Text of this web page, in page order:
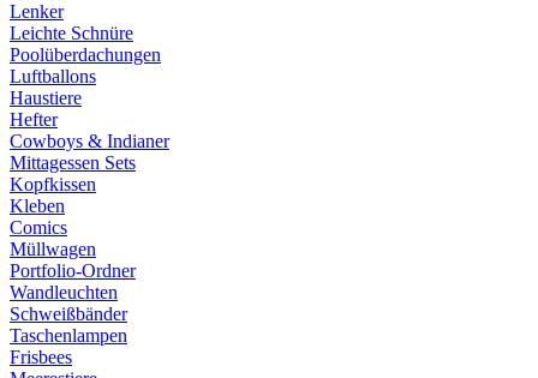
Lenker
Leichte Schnüre
Poolüberdachungen
Luftballons
Haustiere
Hefter
Cowboys & Indianer
Mittagessen Sets
Kopfkissen
Kleben
Comics
Müllwagen
Portfolio-Ordner
Wandleuchten
Schweißbänder
Taschenlampen
Frisbees